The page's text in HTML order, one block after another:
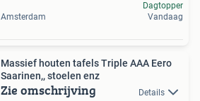
Amsterdam
Dagtopper
Vandaag
Massief houten tafels Triple AAA Eero
Saarinen,, stoelen enz
Zie omschrijving Details